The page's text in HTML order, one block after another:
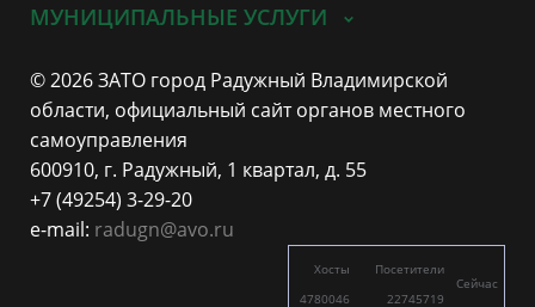
МУНИЦИПАЛЬНЫЕ УСЛУГИ
© 2026 ЗАТО город Радужный Владимирской
области, официальный сайт органов местного
самоуправления
600910, г. Радужный, 1 квартал, д. 55
+7 (49254) 3-29-20
e-mail: radugn@avo.ru
Хосты
4780046
Посетители
22745719
Сейчас